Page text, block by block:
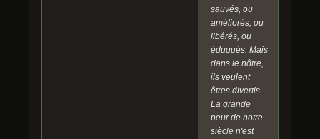
sauvés, ou
améliorés, ou
libérés, ou
éduqués. Mais
dans le nôtre,
ils veulent
êtres divertis.
La grande
peur de notre
siècle n'est